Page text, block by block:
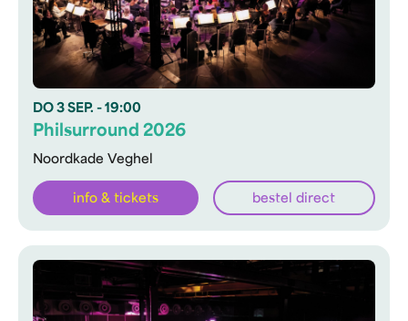
DO 3 SEP. - 19:00
Noordkade Veghel
Philsurround 2026
info & tickets bestel direct